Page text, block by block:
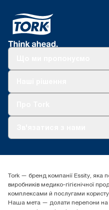
(+38) 044 490 55 66
Essity Україна
04071 м. Київ, вул.
Тел. +38 044 490 55 66
Tork — бренд компанії Essity, яка
виробників медико-гігієнічної
комплексами й послугами
Наша мета — долати перепони на